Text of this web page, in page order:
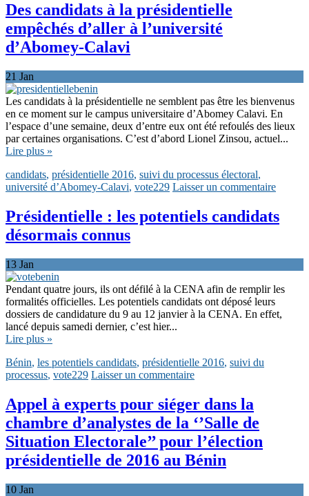
Des candidats à la présidentielle
empêchés d’aller à l’université
d’Abomey-Calavi
21 Jan
Les candidats à la présidentielle ne semblent pas être les bienvenus
en ce moment sur le campus universitaire d’Abomey Calavi. En
l’espace d’une semaine, deux d’entre eux ont été refoulés des lieux
par certaines organisations. C’est d’abord Lionel Zinsou, actuel...
Lire plus »
candidats, présidentielle 2016, suivi du processus électoral,
université d’Abomey-Calavi, vote229 Laisser un commentaire
Présidentielle : les potentiels candidats
désormais connus
13 Jan
Pendant quatre jours, ils ont défilé à la CENA afin de remplir les
formalités officielles. Les potentiels candidats ont déposé leurs
dossiers de candidature du 9 au 12 janvier à la CENA. En effet,
lancé depuis samedi dernier, c’est hier...
Lire plus »
Bénin, les potentiels candidats, présidentielle 2016, suivi du
processus, vote229 Laisser un commentaire
Appel à experts pour siéger dans la
chambre d’analystes de la ‘’Salle de
Situation Electorale’’ pour l’élection
présidentielle de 2016 au Bénin
10 Jan